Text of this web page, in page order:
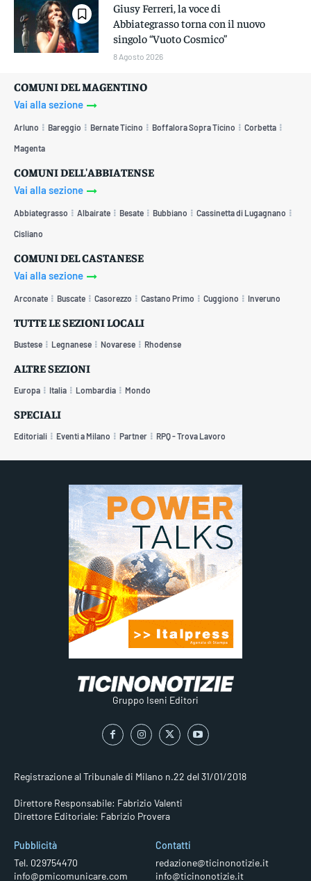
Giusy Ferreri, la voce di
Abbiategrasso torna con il nuovo
singolo “Vuoto Cosmico”
8 Agosto 2026
COMUNI DEL MAGENTINO
Vai alla sezione
Arluno Bareggio Bernate Ticino Boffalora Sopra Ticino Corbetta
Magenta
COMUNI DELL'ABBIATENSE
Vai alla sezione
Abbiategrasso Albairate Besate Bubbiano Cassinetta di Lugagnano
Cisliano
COMUNI DEL CASTANESE
Vai alla sezione
Arconate Buscate Casorezzo Castano Primo Cuggiono Inveruno
TUTTE LE SEZIONI LOCALI
Bustese Legnanese Novarese Rhodense
ALTRE SEZIONI
Europa Italia Lombardia Mondo
SPECIALI
Editoriali Eventi a Milano Partner RPQ - Trova Lavoro
Gruppo Iseni Editori
Registrazione al Tribunale di Milano n.22 del 31/01/2018
Direttore Responsabile: Fabrizio Valenti
Direttore Editoriale: Fabrizio Provera
Pubblicità
Tel. 029754470
info@pmicomunicare.com
Contatti
redazione@ticinonotizie.it
info@ticinonotizie.it